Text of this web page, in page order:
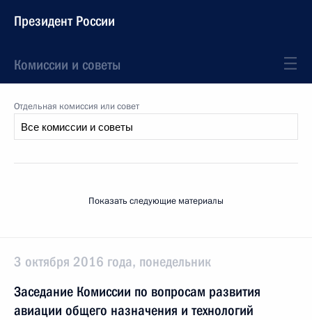
Президент России
Комиссии и советы
Отдельная комиссия или совет
Показать следующие материалы
3 октября 2016 года, понедельник
Заседание Комиссии по вопросам развития
авиации общего назначения и технологий